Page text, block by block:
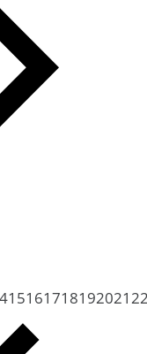
15161718192021